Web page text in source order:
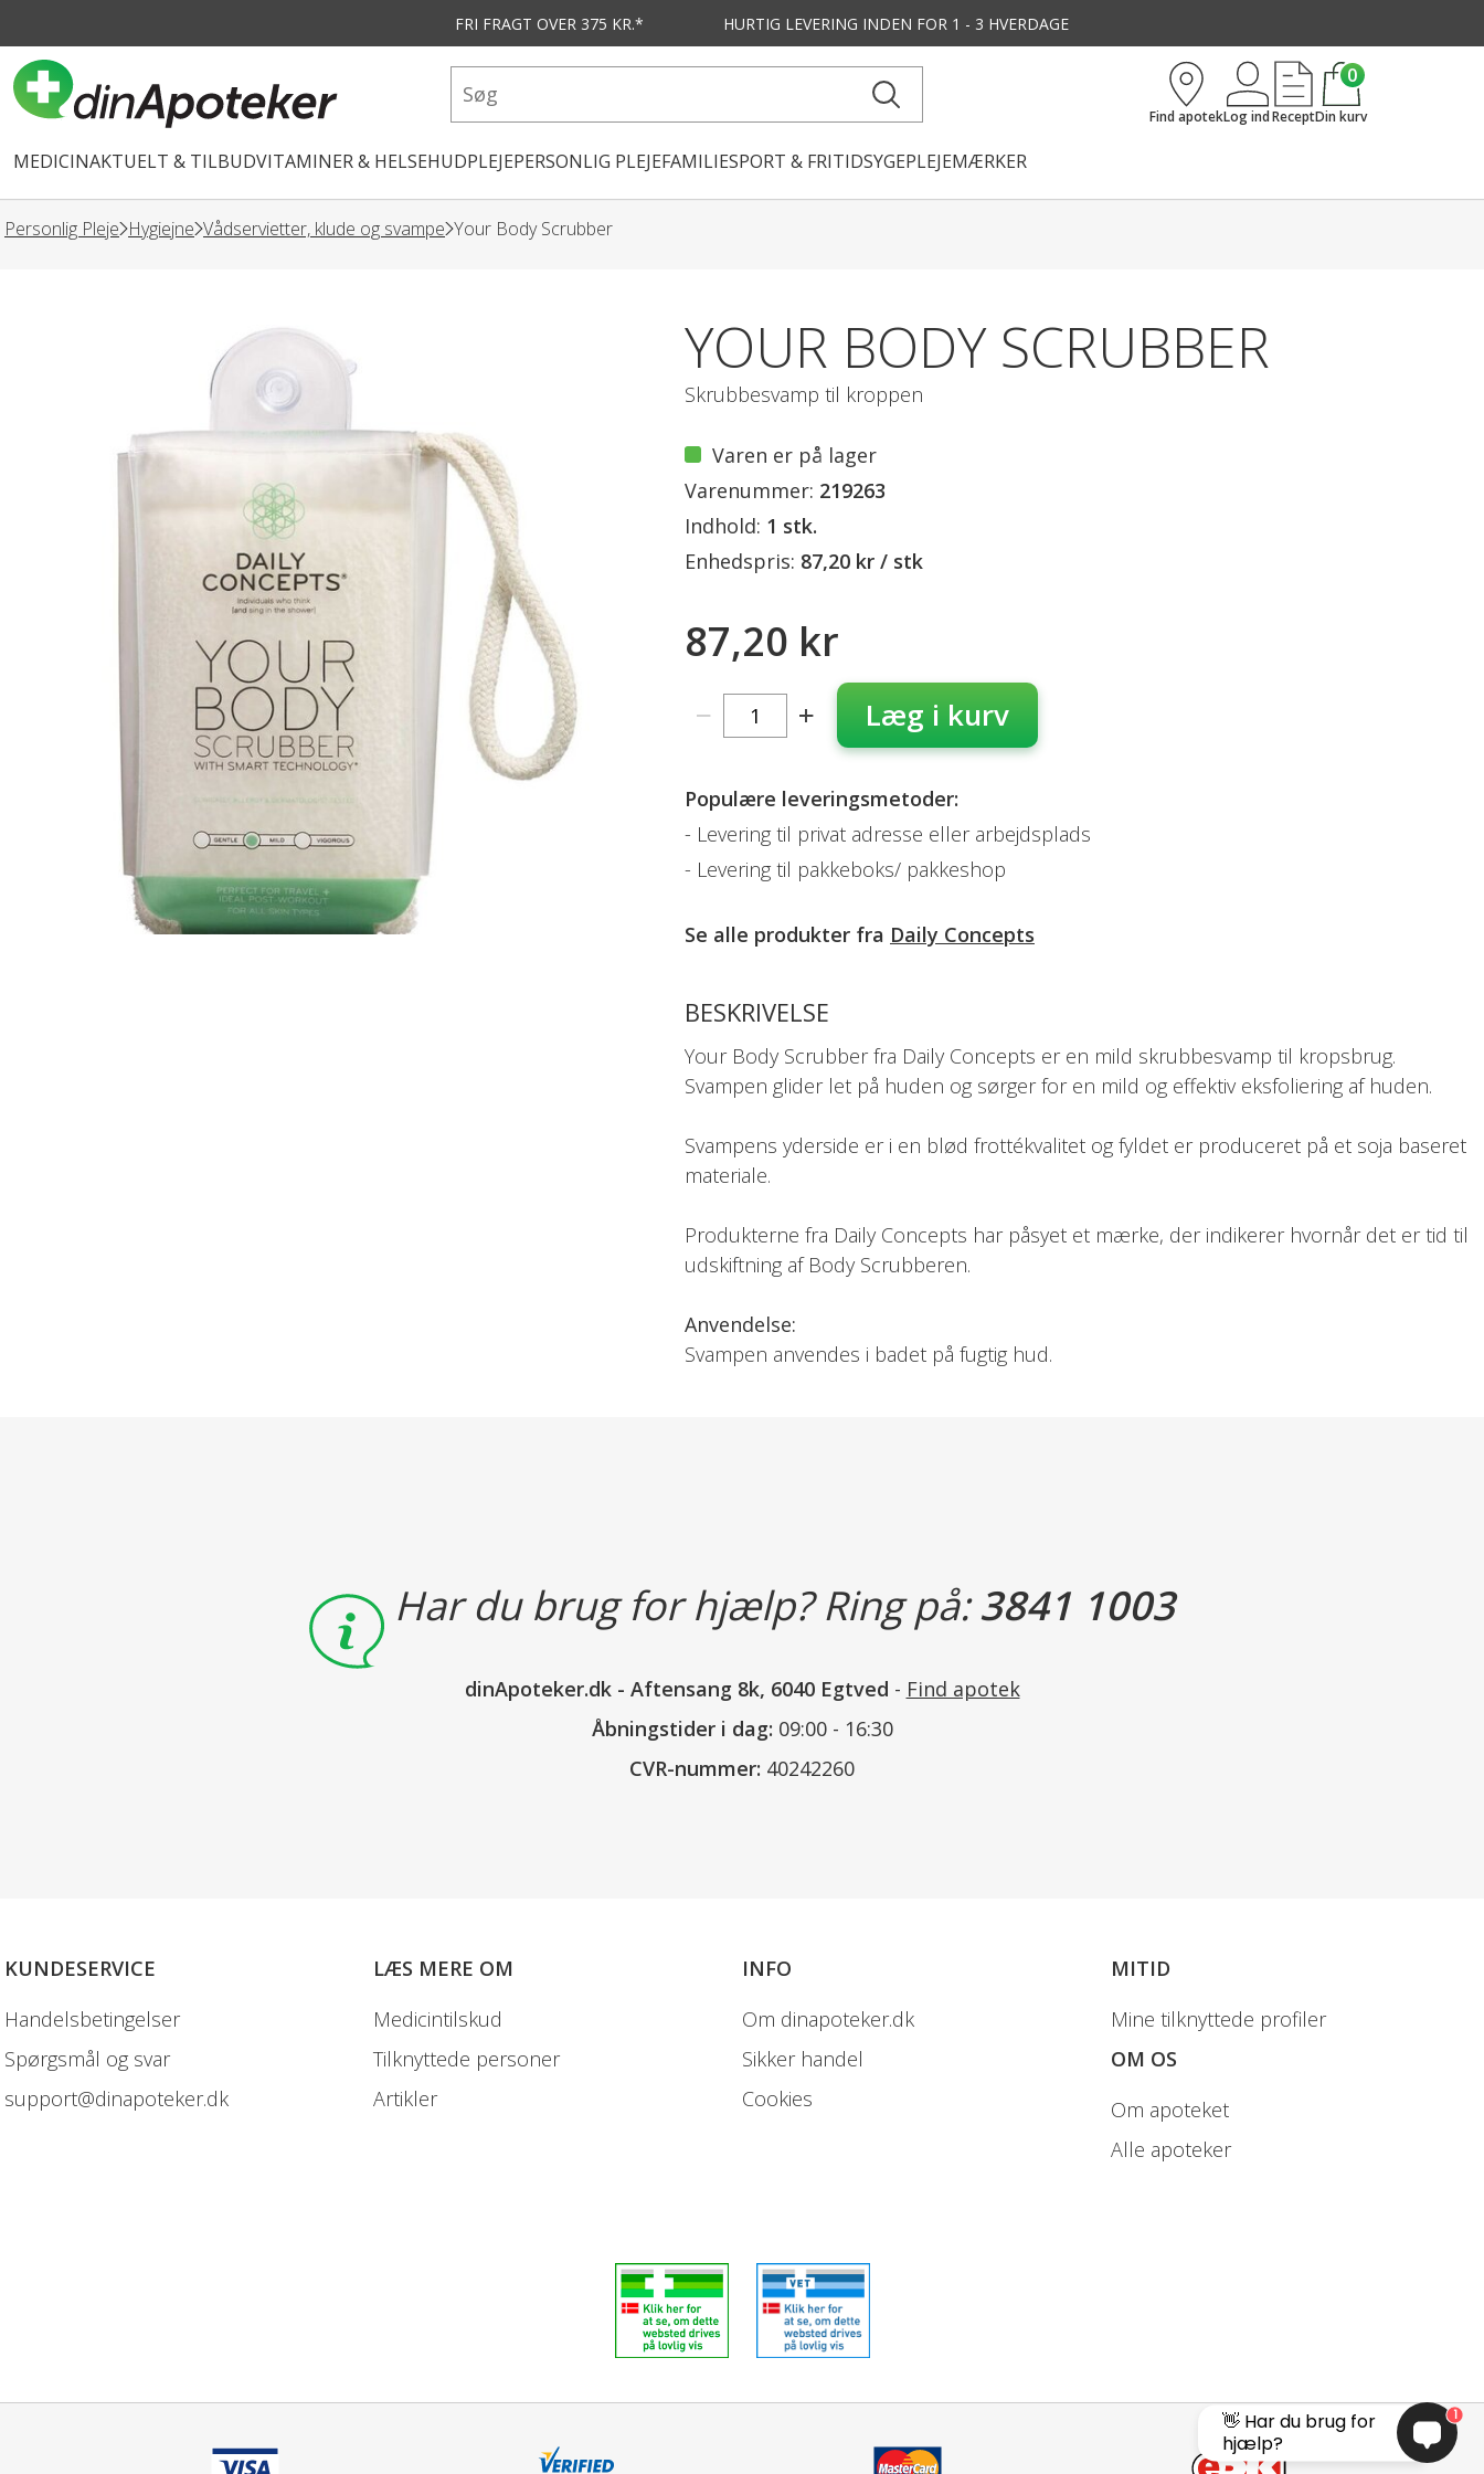
FRI FRAGT OVER 375 KR.* HURTIG LEVERING INDEN FOR 1 - 3 HVERDAGE
MEDICINAKTUELT & TILBUDVITAMINER & HELSEHUDPLEJEPERSONLIG PLEJEFAMILIESPORT & FRITIDSYGEPLEJEMÆRKER
Find apotekLog indRecept
0
Din kurv
Personlig Pleje Hygiejne Vådservietter, klude og svampe Your Body Scrubber
YOUR BODY SCRUBBER
Skrubbesvamp til kroppen
Varen er på lager
Varenummer: 219263
Indhold: 1 stk.
Enhedspris: 87,20 kr / stk
87,20 kr
Læg i kurv
Populære leveringsmetoder:
Levering til privat adresse eller arbejdsplads
Levering til pakkeboks/ pakkeshop
Se alle produkter fra Daily Concepts
BESKRIVELSE
Your Body Scrubber fra Daily Concepts er en mild skrubbesvamp til kropsbrug.
Svampen glider let på huden og sørger for en mild og effektiv eksfoliering af huden.
Svampens yderside er i en blød frottékvalitet og fyldet er produceret på et soja baseret
materiale.
Produkterne fra Daily Concepts har påsyet et mærke, der indikerer hvornår det er tid til
udskiftning af Body Scrubberen.
Anvendelse:
Svampen anvendes i badet på fugtig hud.
Materiale:
Yderside: Bomuld, polyamid, polyester.
Læs mere
Har du brug for hjælp? Ring på:3841 1003
dinApoteker.dk- Aftensang 8k, 6040 Egtved - Find apotek
Åbningstider i dag: 09:00 - 16:30
CVR-nummer: 40242260
KUNDESERVICE
Handelsbetingelser
Spørgsmål og svar
support@dinapoteker.dk
LÆS MERE OM
Medicintilskud
Tilknyttede personer
Artikler
INFO
Om dinapoteker.dk
Sikker handel
Cookies
MITID
Mine tilknyttede profiler
OM OS
Om apoteket
Alle apoteker
👋 Har du brug for
hjælp?
1